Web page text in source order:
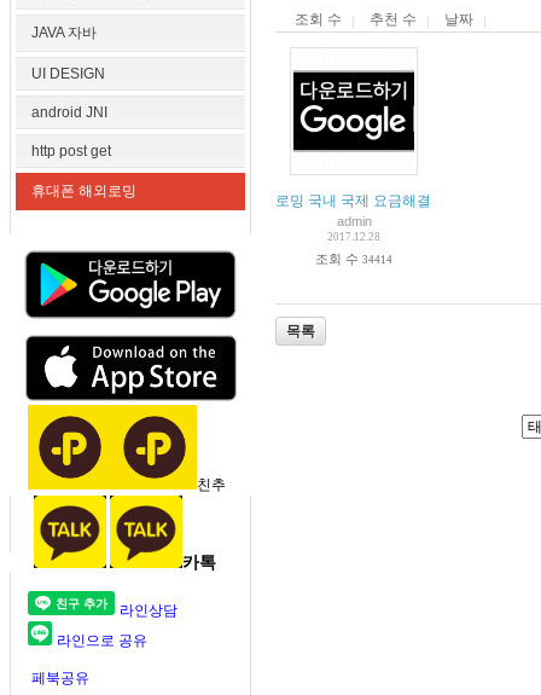
JAVA 자바
UI DESIGN
android JNI
http post get
휴대폰 해외로밍
친추
카톡
라인상담
라인으로 공유
페북공유
조회 수 추천 수 날짜
로밍 국내 국제 요금해결 국내 해외 장소
admin
2017.12.28
조회 수 34414
목록